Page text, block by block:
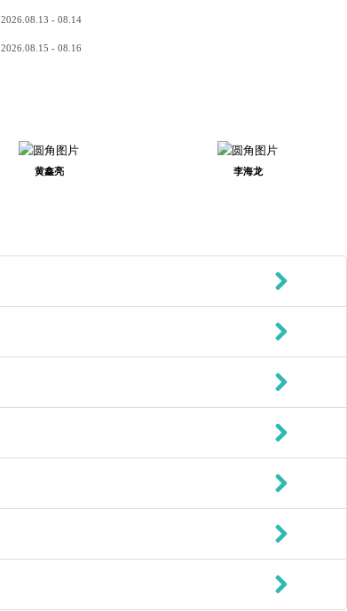
2026.08.13 - 08.14
2026.08.15 - 08.16
黄鑫亮 李海龙